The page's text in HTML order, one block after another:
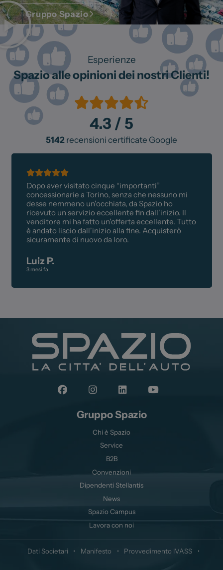
Gruppo Spazio
Esperienze
Spazio alle opinioni dei nostri Clienti!
4.3 / 5
5142recensioni certificate Google
Dopo aver visitato cinque “importanti”
concessionarie a Torino, senza che nessuno mi
desse nemmeno un'occhiata, da Spazio ho
ricevuto un servizio eccellente fin dall'inizio. Il
venditore mi ha fatto un'offerta eccellente. Tutto
è andato liscio dall'inizio alla fine. Acquisterò
sicuramente di nuovo da loro.
Luiz P.
3 mesi fa
Gruppo Spazio
Chi è Spazio
Service
B2B
Convenzioni
Dipendenti Stellantis
News
Spazio Campus
Lavora con noi
Dati Societari • Manifesto • Provvedimento IVASS •